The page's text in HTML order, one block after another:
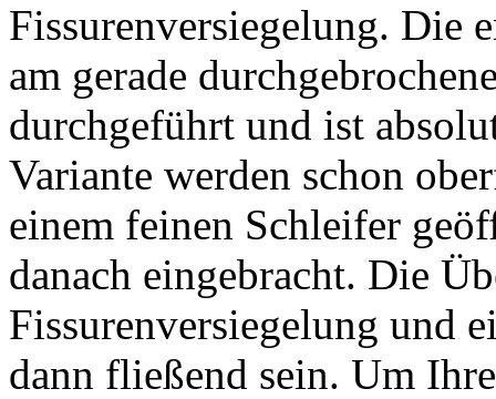
Fissurenversiegelung. Die
am gerade
durchgeführt und ist
Variante werden schon
einem feinen Schleifer
danach eingebracht. Die
Fissurenversiegelung und
dann fließend sein. Um